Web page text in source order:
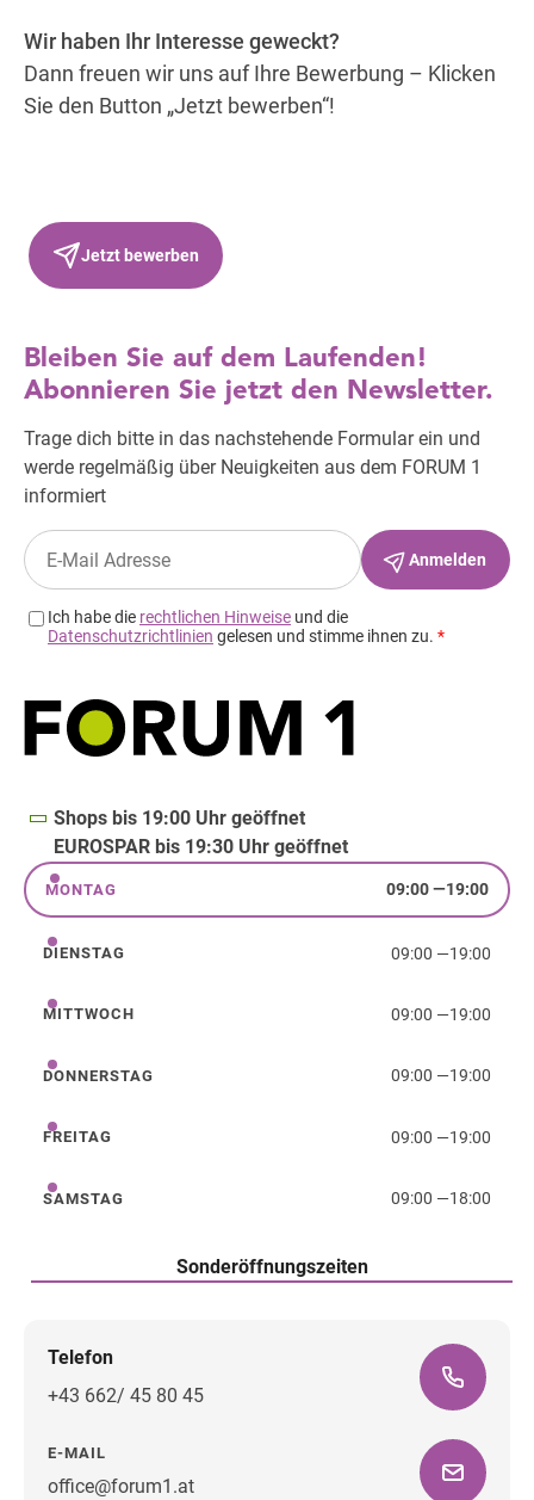
Wir haben Ihr Interesse geweckt?
Dann freuen wir uns auf Ihre Bewerbung – Klicken
Sie den Button „Jetzt bewerben“!
Jetzt bewerben
Shops bis 19:00 Uhr geöffnet
EUROSPAR bis 19:30 Uhr geöffnet
Montag
MONTAG 09:00—19:00
Dienstag
DIENSTAG 09:00 —19:00
Mittwoch
MITTWOCH 09:00 —19:00
Donnerstag
DONNERSTAG 09:00 —19:00
Freitag
FREITAG 09:00 —19:00
Samstag
SAMSTAG 09:00 —18:00
Sonderöffnungszeiten
Telefon
+43 662/ 45 80 45
E-MAIL
office@forum1.at